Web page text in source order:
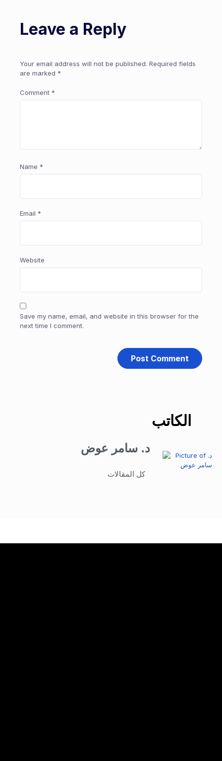
Leave a Reply
Your email address will not be published. Required fields
are marked *
Comment *
Name *
Email *
Website
Save my name, email, and website in this browser for the
next time I comment.
الكاتب
د. سامر عوض
كل المقالات